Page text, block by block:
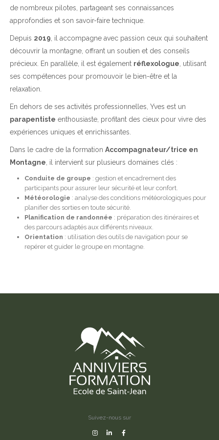
de nombreux pilotes, partageant ses connaissances
approfondies et son savoir-faire technique.
Depuis 2019, il accompagne avec passion ceux qui souhaitent
découvrir la montagne, offrant un soutien et des conseils
précieux. En parallèle, il est également réflexologue, utilisant
ses compétences pour promouvoir le bien-être et la
relaxation.
En dehors de ses activités professionnelles, Yves est un
parapentiste enthousiaste, profitant des cieux pour vivre des
expériences uniques et enrichissantes.
Dans le cadre de la formation Accompagnateur/trice en
Montagne, il intervient sur plusieurs domaines clés :
Conduite de groupe : gestion et encadrement des
participants pour assurer leur sécurité et leur confort.
Météorologie : analyse des conditions météorologiques pour
planifier des sorties en toute sécurité.
Planification de randonnée : préparation des itinéraires et
des parcours adaptés aux différents niveaux.
Orientation : utilisation des outils de navigation pour se
repérer et guider le groupe en montagne.
Suivez-nous sur